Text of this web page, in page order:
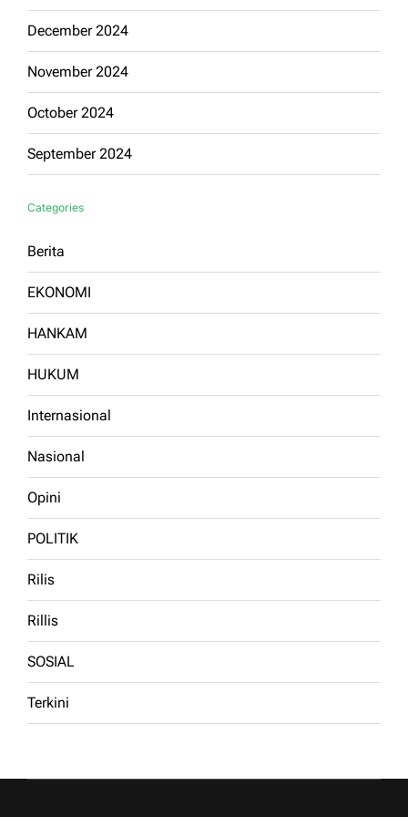
December 2024
November 2024
October 2024
September 2024
Categories
Berita
EKONOMI
HANKAM
HUKUM
Internasional
Nasional
Opini
POLITIK
Rilis
Rillis
SOSIAL
Terkini